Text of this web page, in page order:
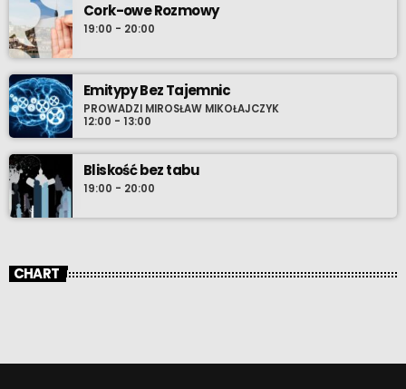
Cork-owe Rozmowy
19:00 - 20:00
Emitypy Bez Tajemnic
PROWADZI MIROSŁAW MIKOŁAJCZYK
12:00 - 13:00
Bliskość bez tabu
19:00 - 20:00
CHART